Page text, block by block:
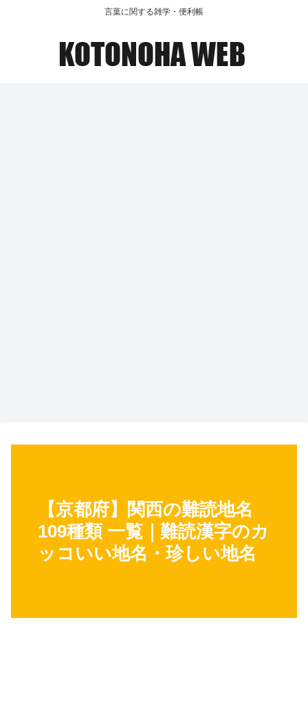
言葉に関する雑学・便利帳
【京都府】関西の難読地名
109種類 一覧｜難読漢字のカ
ッコいい地名・珍しい地名